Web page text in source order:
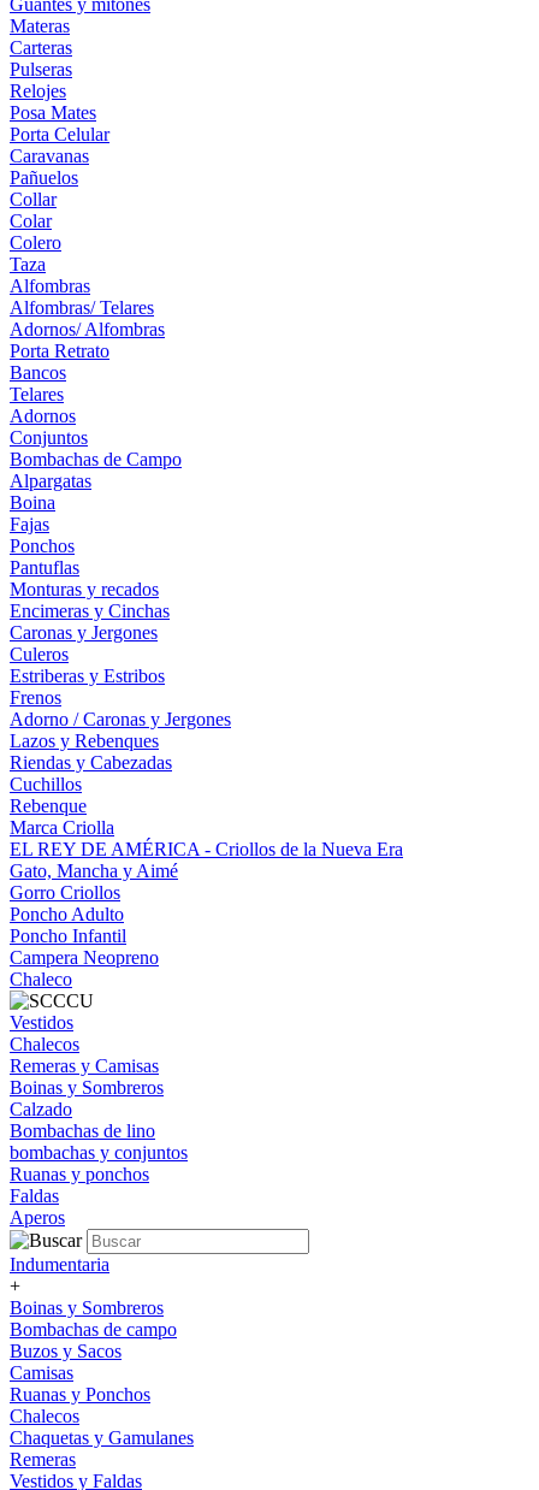
Guantes y mitones
Materas
Carteras
Pulseras
Relojes
Posa Mates
Porta Celular
Caravanas
Pañuelos
Collar
Colar
Colero
Taza
Alfombras
Alfombras/ Telares
Adornos/ Alfombras
Porta Retrato
Bancos
Telares
Adornos
Conjuntos
Bombachas de Campo
Alpargatas
Boina
Fajas
Ponchos
Pantuflas
Monturas y recados
Encimeras y Cinchas
Caronas y Jergones
Culeros
Estriberas y Estribos
Frenos
Adorno / Caronas y Jergones
Lazos y Rebenques
Riendas y Cabezadas
Cuchillos
Rebenque
Marca Criolla
EL REY DE AMÉRICA - Criollos de la Nueva Era
Gato, Mancha y Aimé
Gorro Criollos
Poncho Adulto
Poncho Infantil
Campera Neopreno
Chaleco
Vestidos
Chalecos
Remeras y Camisas
Boinas y Sombreros
Calzado
Bombachas de lino
bombachas y conjuntos
Ruanas y ponchos
Faldas
Aperos
Indumentaria
+
Boinas y Sombreros
Bombachas de campo
Buzos y Sacos
Camisas
Ruanas y Ponchos
Chalecos
Chaquetas y Gamulanes
Remeras
Vestidos y Faldas